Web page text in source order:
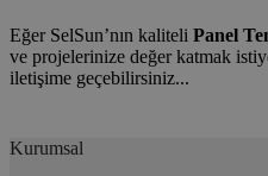
Eğer SelSun’nın kaliteli Panel
ve projelerinize değer katmak
iletişime geçebilirsiniz...
Kurumsal